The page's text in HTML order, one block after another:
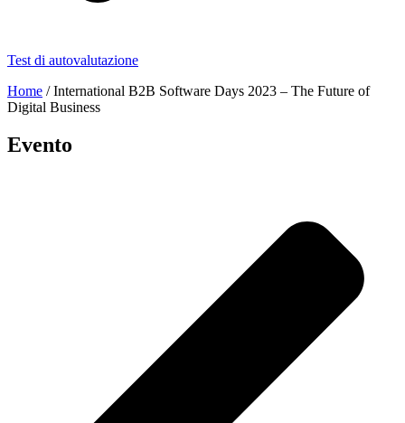
Test di autovalutazione
Home /International B2B Software Days 2023 – The Future of
Digital Business
Evento